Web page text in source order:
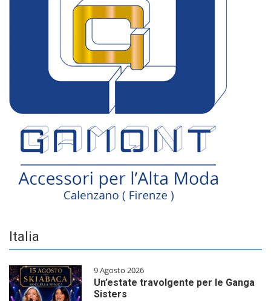
Italia
9 Agosto 2026
Un’estate travolgente per le Ganga
Sisters